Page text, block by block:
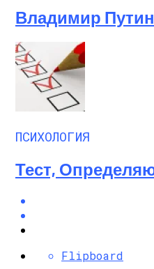
Владимир
ПСИХОЛОГИЯ
Тест,
Flipboard